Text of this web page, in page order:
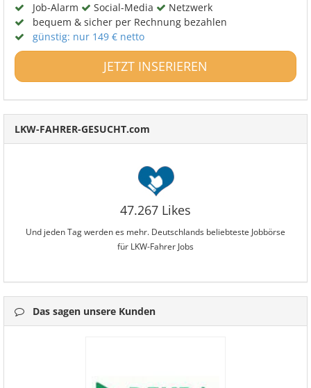
Job-Alarm
Social-Media
Netzwerk
bequem & sicher per Rechnung bezahlen
günstig: nur 149 € netto
JETZT INSERIEREN
LKW-FAHRER-GESUCHT.com
47.267 Likes
Und jeden Tag werden es mehr. Deutschlands beliebteste Jobbörse
für LKW-Fahrer Jobs
Das sagen unsere Kunden